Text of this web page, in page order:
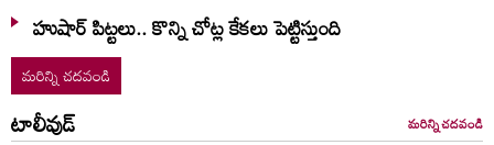
హుషార్‌ పిట్టలు.. కొన్ని చోట్ల కేకలు పెట్టిస్తుంది
మరిన్ని చదవండి
టాలీవుడ్ మరిన్ని చదవండి